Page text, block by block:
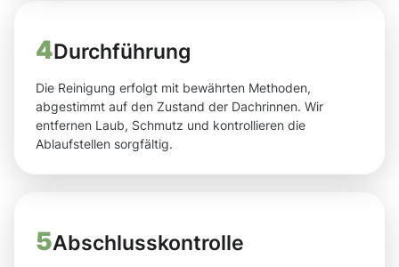
4Durchführung
Die Reinigung erfolgt mit bewährten Methoden,
abgestimmt auf den Zustand der Dachrinnen. Wir
entfernen Laub, Schmutz und kontrollieren die
Ablaufstellen sorgfältig.
5Abschlusskontrolle